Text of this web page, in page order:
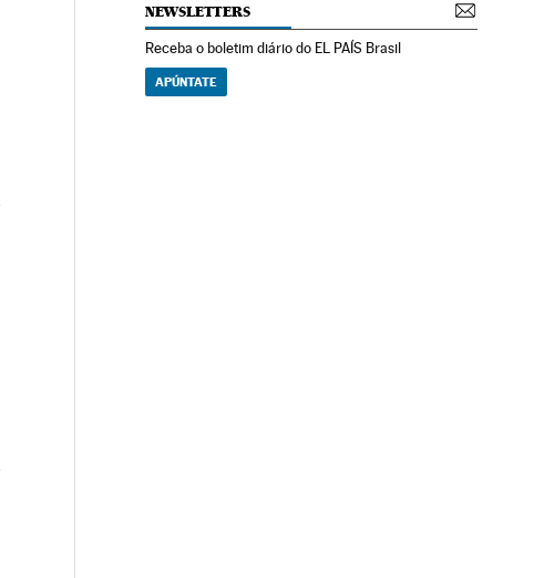
NEWSLETTERS
Receba o boletim diário do EL PAÍS Brasil
APÚNTATE